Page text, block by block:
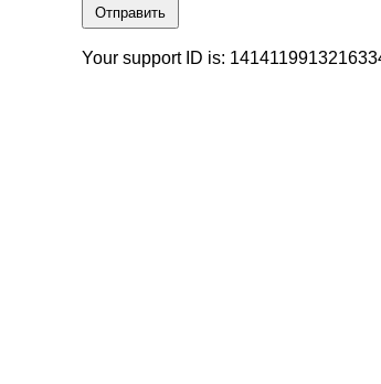
Отправить
Your support ID is: